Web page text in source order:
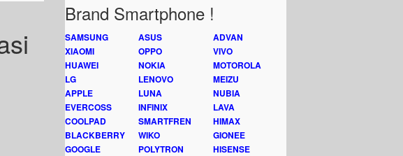
Brand Smartphone !
SAMSUNG ASUS
ADVAN
XIAOMI
OPPO
VIVO
HUAWEI
NOKIA
MOTOROLA
LG
LENOVO
MEIZU
APPLE
LUNA
NUBIA
EVERCOSS
INFINIX
LAVA
COOLPAD
SMARTFREN
HIMAX
BLACKBERRY
WIKO
GIONEE
GOOGLE
POLYTRON
HISENSE